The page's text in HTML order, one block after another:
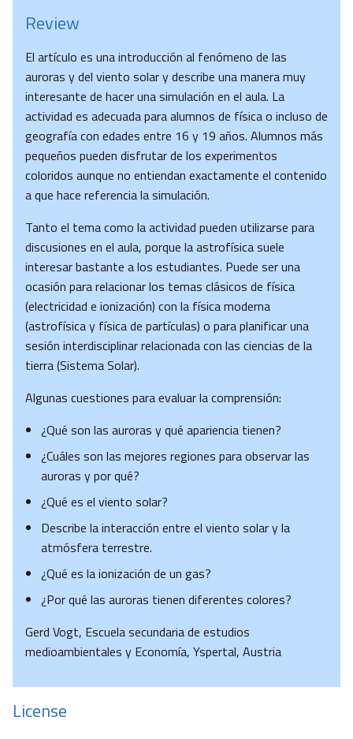
Review
El artículo es una introducción al fenómeno de las
auroras y del viento solar y describe una manera muy
interesante de hacer una simulación en el aula. La
actividad es adecuada para alumnos de física o incluso de
geografía con edades entre 16 y 19 años. Alumnos más
pequeños pueden disfrutar de los experimentos
coloridos aunque no entiendan exactamente el contenido
a que hace referencia la simulación.
Tanto el tema como la actividad pueden utilizarse para
discusiones en el aula, porque la astrofísica suele
interesar bastante a los estudiantes. Puede ser una
ocasión para relacionar los temas clásicos de física
(electricidad e ionización) con la física moderna
(astrofísica y física de partículas) o para planificar una
sesión interdisciplinar relacionada con las ciencias de la
tierra (Sistema Solar).
Algunas cuestiones para evaluar la comprensión:
¿Qué son las auroras y qué apariencia tienen?
¿Cuáles son las mejores regiones para observar las
auroras y por qué?
¿Qué es el viento solar?
Describe la interacción entre el viento solar y la
atmósfera terrestre.
¿Qué es la ionización de un gas?
¿Por qué las auroras tienen diferentes colores?
Gerd Vogt, Escuela secundaria de estudios
medioambientales y Economía, Yspertal, Austria
License